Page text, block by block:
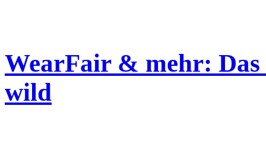
WearFair & mehr:
wild